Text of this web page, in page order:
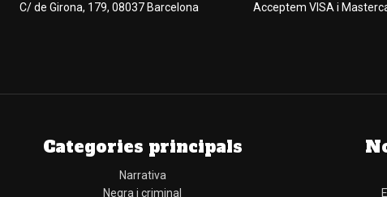
C/ de Girona, 179, 08037 Barcelona Acceptem VISA i
Categories principals
Narrativa
Negra i criminal